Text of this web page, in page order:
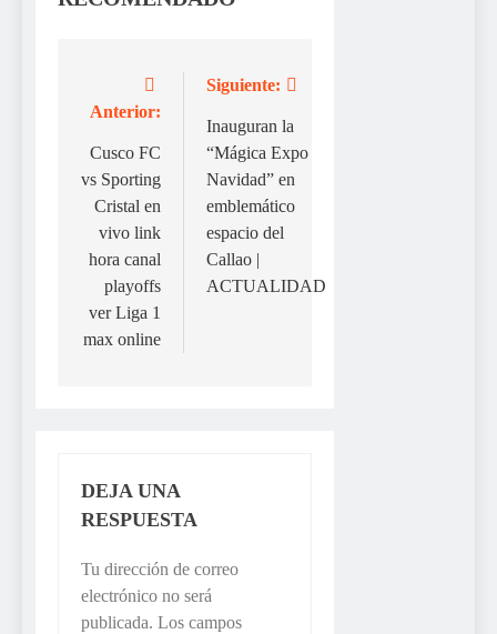
Navegación
entradas
Anterior:
Cusco FC
vs Sporting
Cristal en
vivo link
hora canal
playoffs
ver Liga 1
max online
Siguiente:
Inauguran la
“Mágica Expo
Navidad” en
emblemático
espacio del
Callao |
ACTUALIDAD
DEJA UNA
RESPUESTA
Tu dirección de correo
electrónico no será
publicada. Los campos